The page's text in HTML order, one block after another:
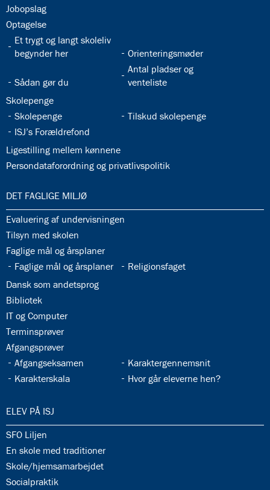
32.26:
Jobopslag
32.27:
Optagelse
32.28:
Et trygt og langt skoleliv
begynder her
32.29:
Orienteringsmøder
32.30:
Sådan gør du
32.31:
Antal pladser og
venteliste
32.32:
Skolepenge
32.33:
Skolepenge 32.34:
Tilskud skolepenge
32.35:
ISJ’s Forældrefond
32.36:
Ligestilling mellem kønnene
32.37:
Persondataforordning og privatlivspolitik
33.0:
DET FAGLIGE MILJØ
33.1:
Evaluering af undervisningen
33.2:
Tilsyn med skolen
33.3:
Faglige mål og årsplaner
33.4:
Faglige mål og årsplaner 33.5:
Religionsfaget
33.6:
Dansk som andetsprog
33.7:
Bibliotek
33.8:
IT og Computer
33.9:
Terminsprøver
33.10:
Afgangsprøver
33.11:
Afgangseksamen 33.12:
Karaktergennemsnit
33.13:
Karakterskala 33.14:
Hvor går eleverne hen?
34.0:
ELEV PÅ ISJ
34.1:
SFO Liljen
34.2:
En skole med traditioner
34.3:
Skole/hjemsamarbejdet
34.4:
Socialpraktik